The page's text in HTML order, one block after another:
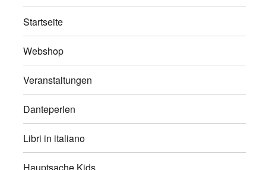
Startseite
Webshop
Veranstaltungen
Danteperlen
Libri in italiano
Hauptsache Kids